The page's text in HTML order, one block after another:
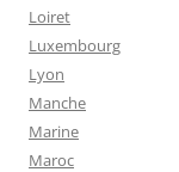
Loiret
Luxembourg
Lyon
Manche
Marine
Maroc